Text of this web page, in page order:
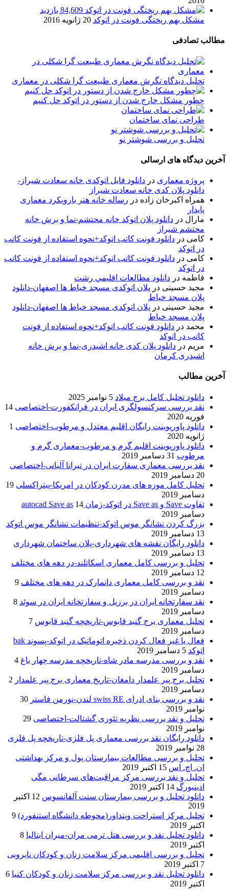
84,609 بازدید
مشکل بهم ریختگی فونت در اتوکد 20 ژانویه 2016
مطالب تصادفی
تحلیل دیدگاه نگرش معماری طبيعت گرا شکلی در معماری
چطور مشکل خارج شدن از دستور در اتوکد حل کنیم
طراحی نمای ساختمان
تحلیل و بررسی شوشتر نو
آخرین دیدگاه های ارسالی
پروژه معماری در دانلود فایل اتوکدی خانه سعادت شیراز-
دانلود پلان کدی خانه سعادت شیراز
همراه اکبرخان زاده در رساله خانه هنر بارویکرد معماری
پایدار
مارال در دانلود پلان اتوکد خانه محتشم-نما و برش خانه
محتشم شیراز
کامی در دانلود فونت کاتب اتوکد+نحوه استفاده از فونت کاتب
در اتوکد
کامی در دانلود فونت کاتب اتوکد+نحوه استفاده از فونت کاتب
در اتوکد
فاطمه در دانلود مطالعات اقليمي رشت
مجید حسینی در پلان اتوکدی مسجد خیاط ها اصفهان-دانلود
پلان مسجد خیاط
مجید حسینی در پلان اتوکدی مسجد خیاط ها اصفهان-دانلود
پلان مسجد خیاط
محمد در دانلود فونت کاتب اتوکد+نحوه استفاده از فونت
کاتب در اتوکد
مریم در دانلود پلان کدی خانه اشیدری-نما و برش خانه
اشیدری کرمان
آخرین مطالب
دانلود تحلیل کامل برج میلاد 5 نوامبر 2025
نقد بررسی سرکنسولگری ایران در فرانکفورت-اختصاصی 14
فوریه 2020
دانلود پاورپوینت رایگان اقلیم معتدل و مرطوب-اختصاصی 1
ژانویه 2020
دانلود پاورپوینت اقلیم گرم و مرطوب-معماری گرم و
مرطوب 31 دسامبر 2019
نقد بررسی معماری سفارت ایران در تیرانا آلبانی-اختصاصی
20 دسامبر 2019
تحلیل کامل موزه های مدرن کودکان در امریکا-پیتراکسلی 19
دسامبر 2019
تفاوت Save و Save as در اتوکد-زمان autocad Save as
14
دسامبر 2019
بزرگ کردن نشانگر موس اتوکد-تنظیمات نشانگر موس اتوکد
13 دسامبر 2019
دانلود رایگان نقشه های شهرداری-پلان ساختمان شهرداری
13 دسامبر 2019
تحلیل و بررسی کامل معماری اسکاتلند-در دهه های مختلف
12 دسامبر 2019
نقد و بررسی کامل معماری دانمارک در دهه های مختلف 9
دسامبر 2019
نقد سفارتخانه ایران در برزیل و سفارتخانه ایران در سوئد 8
دسامبر 2019
تحلیل معماری برج گنبد قابوس-تاریخچه گنبد قابوس 7
دسامبر 2019
فعال یا غیر فعال کردن ذخیره اتوماتیک در اتوکد-پسوند bak
اتوکد 5 دسامبر 2019
نقد و بررسی مدرسه مادر شاه-تاریخچه مدرسه چهار باغ 4
دسامبر 2019
تحلیل برج پیر علمدار دامغان-تاریخ معماری برج پیر علمدار 2
دسامبر 2019
نقد و بررسی بنای ادرای swiss RE لندن-نورمن فاستر
30
نوامبر 2019
تحلیل و نقد بررسی نظریه تئوری گشتالت-اختصاصی 29
نوامبر 2019
دانلود رایگان نقد بررسی معماری پل فلزی-تاریخچه پل فلزی
28 نوامبر 2019
تحلیل و بررسی مطالعات بیمارستان پول و مرکز بهداشتی
ان. اچ. اس 15 اکتبر 2019
تحلیل و نقد بررسی مرکز مراقبت‌های سرطانی مگی
ادینبورگ 14 اکتبر 2019
دانلود تحلیل و بررسی بیمارستان سنت آلفانسوس
12 اکتبر
2019
تحلیل مرکز استراحت وینداور(محوطه دانشگاه استنفورد) 9
اکتبر 2019
دانلود تحلیل نقد و بررسی هتل ترمی مران-میران ایتالیا 8
اکتبر 2019
تحلیل و بررسی اقلیمی مرکز سلامت زنان و کودکان نایروبی
7 اکتبر 2019
دانلود تحلیل نقد و بررسی مرکز سلامت زنان و کودکان کنیا 6
اکتبر 2019